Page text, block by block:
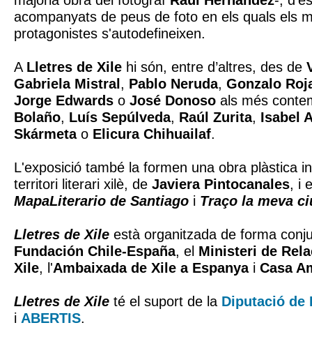
acompanyats de peus de foto en els quals els
protagonistes s'autodefineixen.
A Lletres de Xile hi són, entre d’altres, des de
Gabriela Mistral , Pablo Neruda, Gonzalo
Jorge Edwards o José Donoso als més
Bolaño, Luís Sepúlveda, Raúl Zurita, Isabel
Skármetao Elicura Chihuailaf.
L'exposició també la formen una obra plàstica
territori literari xilè, de Javiera Pintocanales, i
MapaLiterario de Santiago i Traço la meva
Lletres de Xile està organitzada de forma
Fundación Chile-España, el Ministeri de
Xile, l'Ambaixada de Xile a Espanyai Casa
Lletres de Xile té el suport de la Diputació de
i ABERTIS.